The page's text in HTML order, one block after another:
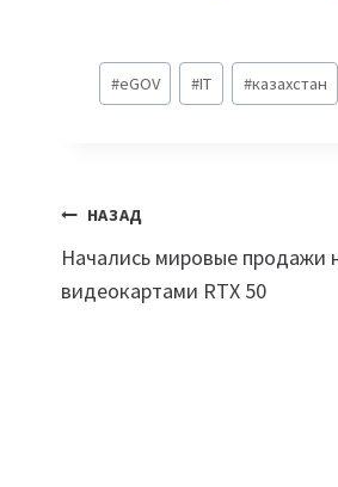
Метки
записи:
#eGOV #IT #казахстан
Навигация
по
НАЗАД
Начались мировые продажи
видеокартами RTX 50